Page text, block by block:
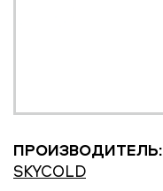
ПРОИЗВОДИТЕЛЬ:
SKYCOLD